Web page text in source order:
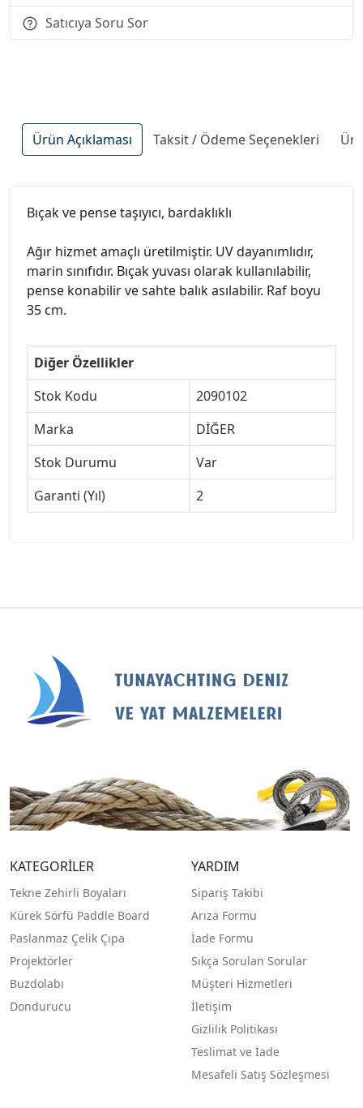
Satıcıya Soru Sor
Ürün Açıklaması Taksit / Ödeme Seçenekleri
Bıçak ve pense taşıyıcı, bardaklıklı
Ağır hizmet amaçlı üretilmiştir. UV dayanımlıdır,
marin sınıfıdır. Bıçak yuvası olarak kullanılabilir,
pense konabilir ve sahte balık asılabilir. Raf boyu
35 cm.
Diğer Özellikler
Stok Kodu
2090102
Marka
DİĞER
Stok Durumu
Var
Garanti (Yıl)
2
KATEGORİLER
Tekne Zehirli Boyaları
Kürek Sörfü Paddle Board
Paslanmaz Çelik Çıpa
Projektörler
Buzdolabı
Dondurucu
YARDIM
Sipariş Takibi
Arıza Formu
İade Formu
Sıkça Sorulan Sorular
Müşteri Hizmetleri
İletişim
Gizlilik Politikası
Teslimat ve İade
Mesafeli Satış Sözleşmesi